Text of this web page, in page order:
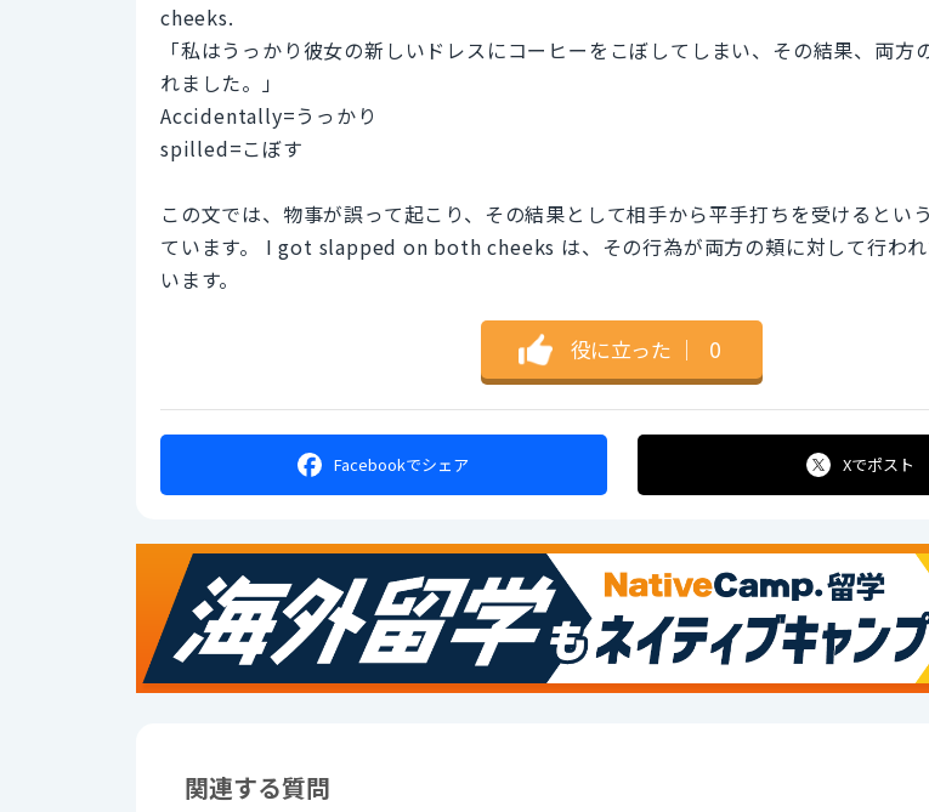
cheeks.
「私はうっかり彼女の新しいドレスにコーヒーをこぼしてしまい、その結果、両方
れました。」
Accidentally=うっかり
spilled=こぼす
この文では、物事が誤って起こり、その結果として相手から平手打ちを受けるとい
ています。 I got slapped on both cheeks は、その行為が両方の頬に対して行われ
います。
役に立った ｜ 0
Facebookでシェア Xでポスト
関連する質問